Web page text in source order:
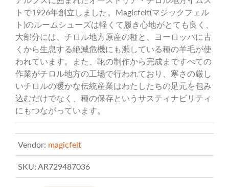
トで1926年創立しました。Magicfelt(マジックフェル
ト)のルームシューズは軽くて履き心地がとても良く、
大部分には、チロル地方原産の種と、ヨーロッパに古
くから生息する絶滅危機にも瀕している種の羊毛が使
われています。また、靴の制作から完成まですべての
作業がチロル地方の工場で行われており、寒さの厳し
いチロルの暖かな伝統産業はわたしたちの足元を包み
込むだけでなく、種の保存というサスティナビリティ
にもつながっています。
Vendor: magicfelt
SKU: AR729487036